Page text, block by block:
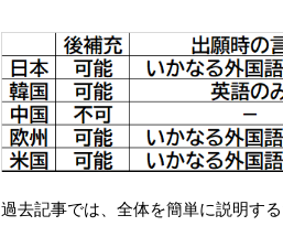
過去記事では、全体を簡単に説明す